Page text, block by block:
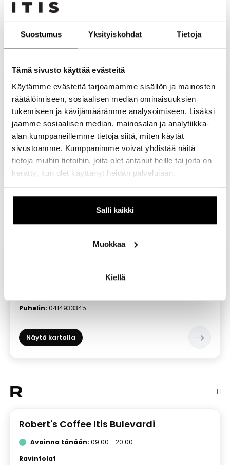
Suostumus Yksityiskohdat Tietoja
Tämä sivusto käyttää evästeitä
Käytämme evästeitä tarjoamamme sisällön ja mainosten
räätälöimiseen, sosiaalisen median ominaisuuksien
tukemiseen ja kävijämäärämme analysoimiseen. Lisäksi
jaamme sosiaalisen median, mainosalan ja analytiikka-
alan kumppaneillemme tietoja siitä, miten käytät
sivustoamme. Kumppanimme voivat yhdistää näitä
tietoja muihin tietoihin, joita olet antanut heille tai joita on
kerätty, kun olet käyttänyt heidän palvelujaan.
Salli kaikki
Muokkaa
Kiellä
L
Avoinna tänään:11:00 - 20:00
Ravintolat
Kerros:2. kerros
Puhelin: 0401278888
Näytä kartalla
M
Puhelin: 0414933345
Näytä kartalla
R
Robert's Coffee Itis Bulevardi
Avoinna tänään: 09:00 - 20:00
Ravintolat